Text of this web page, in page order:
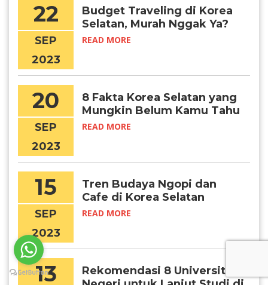
22
SEP
2023
Budget Traveling di Korea
Selatan, Murah Nggak Ya?
READ MORE
20
SEP
2023
8 Fakta Korea Selatan yang
Mungkin Belum Kamu Tahu
READ MORE
15
SEP
2023
Tren Budaya Ngopi dan
Cafe di Korea Selatan
READ MORE
13
Rekomendasi 8 Universitas